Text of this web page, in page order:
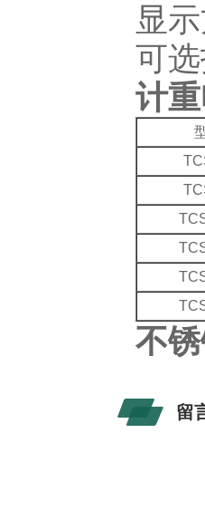
显
可
计
不
留